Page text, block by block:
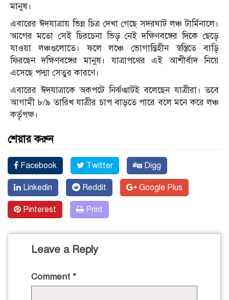
মানুষ।
এবারের ঈদযাত্রায় ভিন্ন চিত্র দেখা গেছে সদরঘাট লঞ্চ টার্মিনালে।
আগের মতো সেই চিরচেনা ভিড় নেই দক্ষিণবঙ্গের দিকে ছেড়ে
যাওয়া লঞ্চগুলোতে। ফলে লঞ্চে ভোগান্তিহীন স্বস্তিতে বাড়ি
ফিরছেন দক্ষিণবঙ্গের মানুষ। যাত্রাপথের এই আশীর্বাদ নিয়ে
এসেছে পদ্মা সেতুর কারণে।
এবারের ঈদযাত্রাকে অকপটে নির্ঝঞ্ঝাটই বলেছেন যাত্রীরা। তবে
আগামী ৮/৯ তারিখ যাত্রীর চাপ বাড়তে পারে বলে মনে করে লঞ্চ
কর্তৃপক্ষ।
শেয়ার করুন
Facebook Twitter Digg
Linkedin Reddit Google Plus
Pinterest Print
Leave a Reply
Comment *